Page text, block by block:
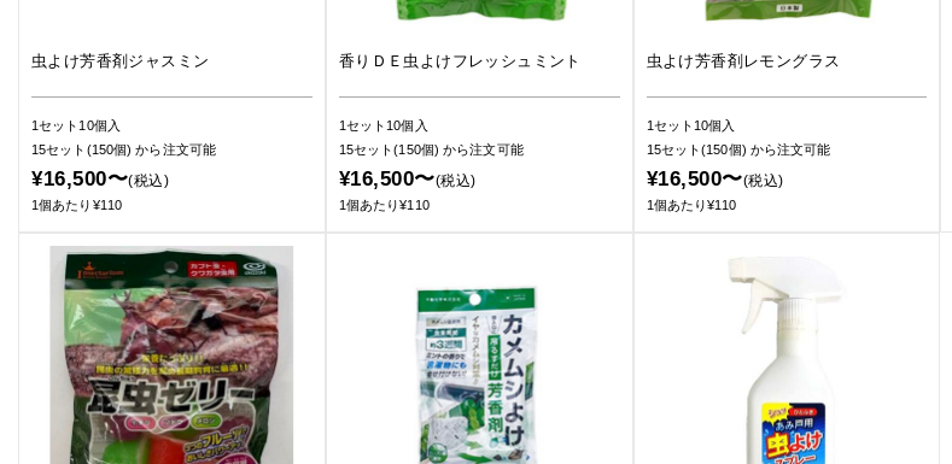
虫よけ芳香剤ジャスミン
1セット10個入
15セット(150個)から注文可能
¥16,500〜(税込)
1個あたり¥110
香りＤＥ虫よけフレッシュミント
1セット10個入
15セット(150個)から注文可能
¥16,500〜(税込)
1個あたり¥110
虫よけ芳香剤レモングラス
1セット10個入
15セット(150個) から注文可能
¥16,500〜(税込)
1個あたり¥110